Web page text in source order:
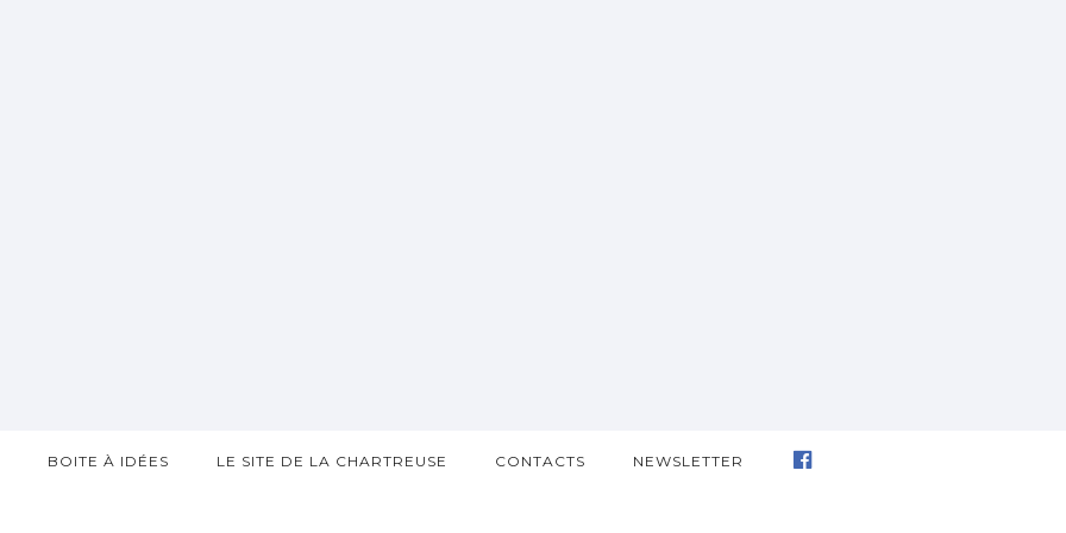
BOITE À IDÉES LE SITE DE LA CHARTREUSE CONTACTS NEWSLETTER